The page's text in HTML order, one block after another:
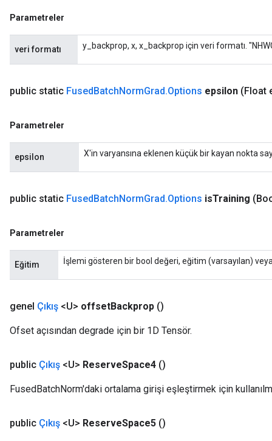
Parametreler
veri formatı y_backprop, x, x_backprop için veri formatı.
public static FusedBatchNormGrad.Options epsilon (Float
Parametreler
epsilon X'in varyansına eklenen küçük bir kayan nokta
public static FusedBatchNormGrad.Options isTraining
Parametreler
Eğitim İşlemi gösteren bir bool değeri, eğitim (varsayılan) veya
genel Çıkış <U> offsetBackprop ()
Ofset açısından degrade için bir 1D Tensör.
public Çıkış <U> ReserveSpace4 ()
FusedBatchNorm'daki ortalama girişi eşleştirmek için
public Çıkış <U> ReserveSpace5 ()